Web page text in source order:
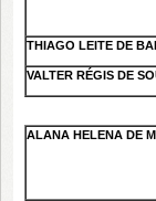
THIAGO LEITE DE
VALTER RÉGIS DE
ALANA HELENA DE